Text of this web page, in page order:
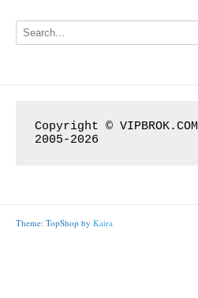
Copyright © VIPBROK.COM
2005-2026
Theme: TopShop by Kaira